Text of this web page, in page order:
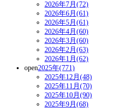
2026年7月(72)
2026年6月(61)
2026年5月(61)
2026年4月(60)
2026年3月(60)
2026年2月(63)
2026年1月(62)
open2025年(771)
2025年12月(48)
2025年11月(70)
2025年10月(90)
2025年9月(68)